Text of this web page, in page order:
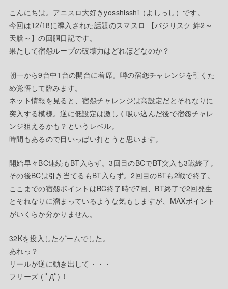
こんにちは。アニスロ大好きyosshisshi（よしっし）です。
今回は12/18に導入された話題のスマスロ 【バジリスク 絆2～
天膳～】の回胴日記です。
果たして宿怨ループの破壊力はどれほどなのか？
朝一から9台中1台の開台に着席。噂の宿怨チャレンジを引くた
め覚悟して臨みます。
ネット情報を見ると、宿怨チャレンジは高設定だとそれなりに
突入する模様。逆に低設定は激しく吸い込んだ後で宿怨チャレ
ンジ狙えるかも？というレベル。
時間もあるので目いっぱい打とうと思います。
開始早々BC連続もBT入らず。3回目のBCでBT突入も3戦終了。
その後BCは引き当てるもBT入らず。2回目のBTも2戦で終了。
ここまでの宿怨ポイントはBC終了時で7回、BT終了で2回発生
とそれなりに溜まっているような気もしますが、MAXポイント
がいくらか分かりません。
32Kを投入したゲームでした。
あれっ？
リールが逆に動き出して・・・
フリーズ ( ﾟДﾟ)！